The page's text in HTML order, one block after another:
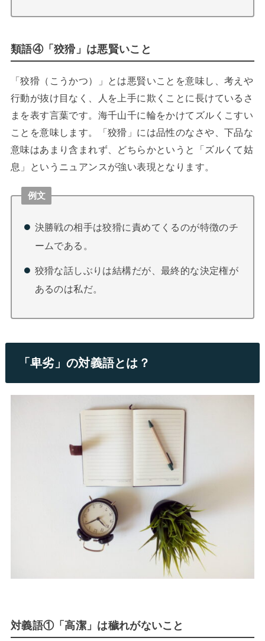
類語④「狡猾」は悪賢いこと
「狡猾（こうかつ）」とは悪賢いことを意味し、考えや
行動が抜け目なく、人を上手に欺くことに長けているさ
まを表す言葉です。海千山千に輪をかけてズルくこすい
ことを意味します。「狡猾」には品性のなさや、下品な
意味はあまり含まれず、どちらかというと「ズルくて姑
息」というニュアンスが強い表現となります。
例文
決勝戦の相手は狡猾に責めてくるのが特徴のチ
ームである。
狡猾な話しぶりは結構だが、最終的な決定権が
あるのは私だ。
「卑劣」の対義語とは？
対義語①「高潔」は穢れがないこと